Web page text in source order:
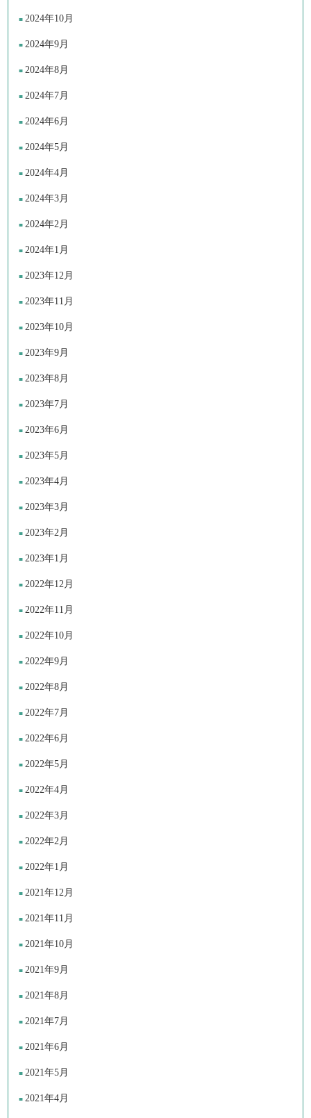
2024年10月
2024年9月
2024年8月
2024年7月
2024年6月
2024年5月
2024年4月
2024年3月
2024年2月
2024年1月
2023年12月
2023年11月
2023年10月
2023年9月
2023年8月
2023年7月
2023年6月
2023年5月
2023年4月
2023年3月
2023年2月
2023年1月
2022年12月
2022年11月
2022年10月
2022年9月
2022年8月
2022年7月
2022年6月
2022年5月
2022年4月
2022年3月
2022年2月
2022年1月
2021年12月
2021年11月
2021年10月
2021年9月
2021年8月
2021年7月
2021年6月
2021年5月
2021年4月